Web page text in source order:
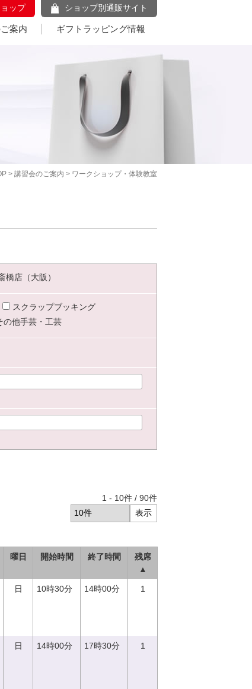
ップ ショップ別通販サイト
案内 ギフトラッピング情報
> 講習会のご案内 > ワークショップ・体験教室
橋店（大阪）
スクラップブッキング
の他手芸・工芸
1 - 10件 / 90件
曜日 開始時間 終了時間
残席
▲
日 10時30分 14時00分 1
日 14時00分 17時30分 1